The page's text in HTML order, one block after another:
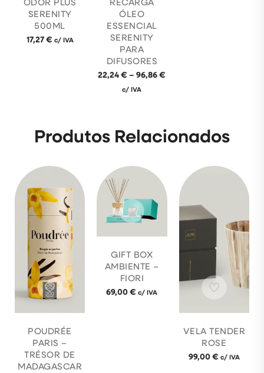
SERENITY
500ML
17,27€ c/ IVA
ÓLEO
ESSENCIAL
SERENITY
PARA
DIFUSORES
22,24€ – 96,86€
c/ IVA
Produtos Relacionados
POUDRÉE
PARIS –
TRÉSOR DE
MADAGASCAR
GIFT BOX
AMBIENTE –
FIORI
69,00€ c/ IVA
VELA TENDER
ROSE
99,00€ c/ IVA